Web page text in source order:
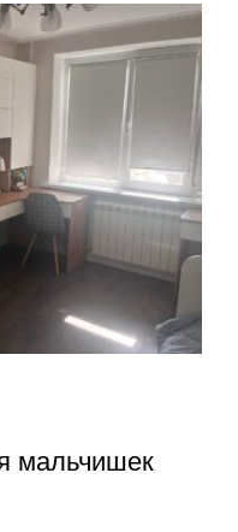
мальчишек